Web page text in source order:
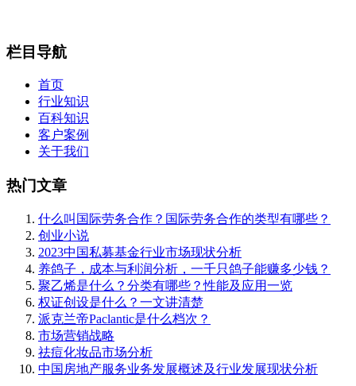
栏目导航
首页
行业知识
百科知识
客户案例
关于我们
热门文章
什么叫国际劳务合作？国际劳务合作的类型有哪些？
创业小说
2023中国私募基金行业市场现状分析
养鸽子，成本与利润分析，一千只鸽子能赚多少钱？
聚乙烯是什么？分类有哪些？性能及应用一览
权证创设是什么？一文讲清楚
派克兰帝Paclantic是什么档次？
市场营销战略
祛痘化妆品市场分析
中国房地产服务业务发展概述及行业发展现状分析